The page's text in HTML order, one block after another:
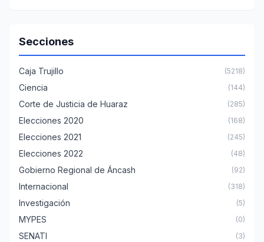
Secciones
Caja Trujillo (5218)
Ciencia (144)
Corte de Justicia de Huaraz (285)
Elecciones 2020 (168)
Elecciones 2021 (245)
Elecciones 2022 (48)
Gobierno Regional de Áncash (92)
Internacional (318)
Investigación (5)
MYPES (0)
SENATI (3)